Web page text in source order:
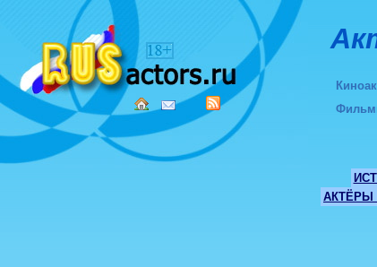
АКТЁРЫ